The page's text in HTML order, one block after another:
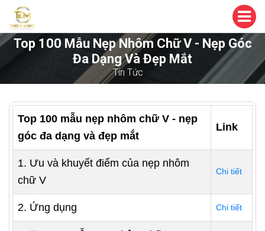
Top 100 Mẫu Nẹp Nhôm Chữ V - Nẹp Góc
Đa Dạng Và Đẹp Mắt
Tin Tức
Top 100 mẫu nẹp nhôm chữ V - nẹp
góc đa dạng và đẹp mắt
Link
1. Ưu và khuyết điểm của nẹp nhôm
chữ V
Chi tiết
2. Ứng dụng Chi tiết